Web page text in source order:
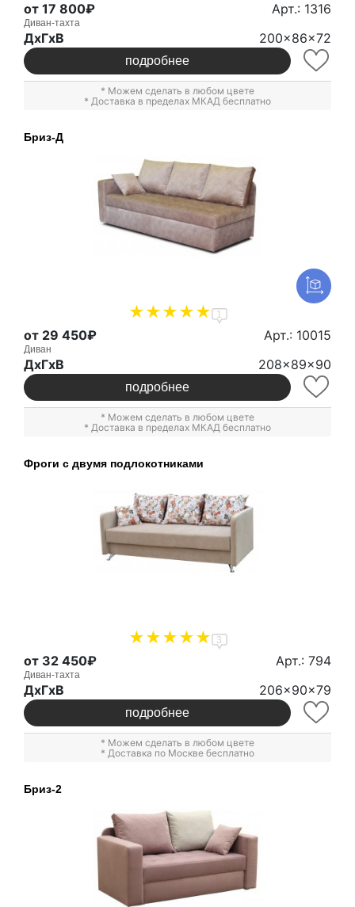
от 17 800₽ Арт.: 1316
Диван-тахта
ДxГxВ 200x86x72
подробнее
* Можем сделать в любом цвете
* Доставка в пределах МКАД бесплатно
Бриз-Д
1
от 29 450₽ Арт.: 10015
Диван
ДxГxВ 208x89x90
подробнее
* Можем сделать в любом цвете
* Доставка в пределах МКАД бесплатно
Фроги с двумя подлокотниками
3
от 32 450₽ Арт.: 794
Диван-тахта
ДxГxВ 206x90x79
подробнее
* Можем сделать в любом цвете
* Доставка по Москве бесплатно
Бриз-2